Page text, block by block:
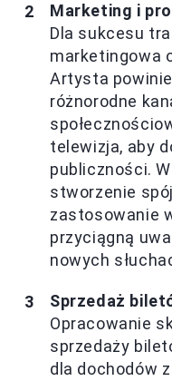
Marketing i
Dla sukcesu
marketingowa
Artysta
różnorodne
telewizja, aby
publiczności.
stworzenie
zastosowanie
przyciągną
nowych
Sprzedaż
Opracowanie
sprzedaży
dla dochodów